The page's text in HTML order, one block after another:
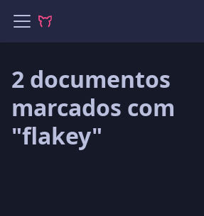
2 documentos
marcados com
"flakey"